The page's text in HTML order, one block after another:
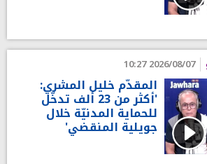
2026/08/07 10:27
المقدّم خليل المشري:
'أكثر من 23 ألف تدخّل
للحماية المدنيّة خلال
جويلية المنقضي'